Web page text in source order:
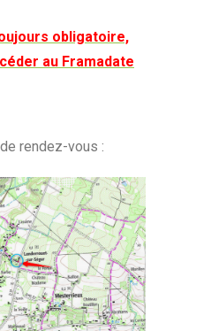
obligatoire,
au Framadate
rendez-vous :